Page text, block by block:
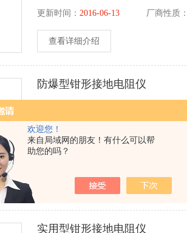
欢迎您！
来自局域网的朋友！有什么可以帮
助您的吗？
更新时间：2016-06-13 厂商性质
查看详细介绍
防爆型钳形接地电阻仪
ETCR2000B+-防爆型钳形接地电阻仪
阻测量、回路电阻测量。在测量有回路
ETCR钳形接地电阻仪能测量出用传统
系列钳形接地电阻仪测量的是接地体电
更新时间：
查看详细介绍
实用型钳形接地电阻仪